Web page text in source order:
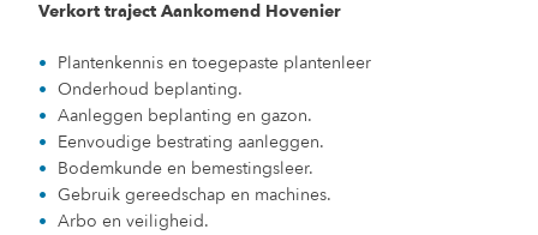
Verkort traject Aankomend Hovenier
Plantenkennis en toegepaste plantenleer
Onderhoud beplanting.
Aanleggen beplanting en gazon.
Eenvoudige bestrating aanleggen.
Bodemkunde en bemestingsleer.
Gebruik gereedschap en machines.
Arbo en veiligheid.